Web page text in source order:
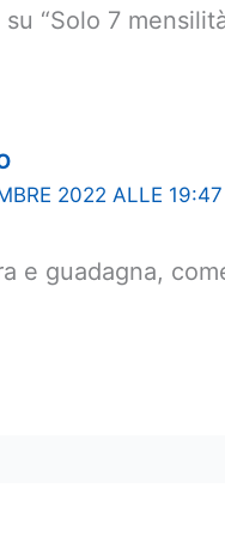
su “Solo 7
2022 ALLE 19:47
e guadagna,